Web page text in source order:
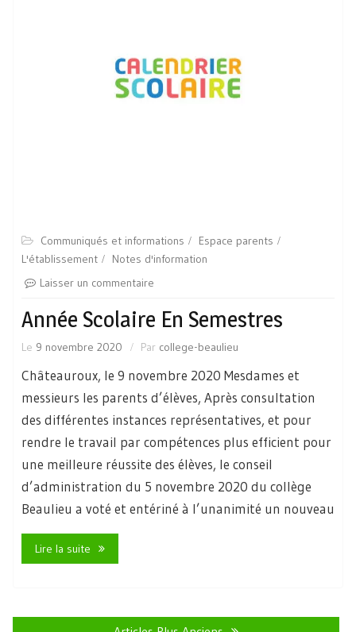
Communiqués et informations
Espace parents
L'établissement
Notes d'information
Laisser un commentaire
Année Scolaire En Semestres
Le 9 novembre 2020 Par college-beaulieu
Châteauroux, le 9 novembre 2020 Mesdames et
messieurs les parents d’élèves, Après consultation
des différentes instances représentatives, et pour
rendre le travail par compétences plus efficient pour
une meilleure réussite des élèves, le conseil
d’administration du 5 novembre 2020 du collège
Beaulieu a voté et entériné à l’unanimité un nouveau
Lire la suite
Navigation